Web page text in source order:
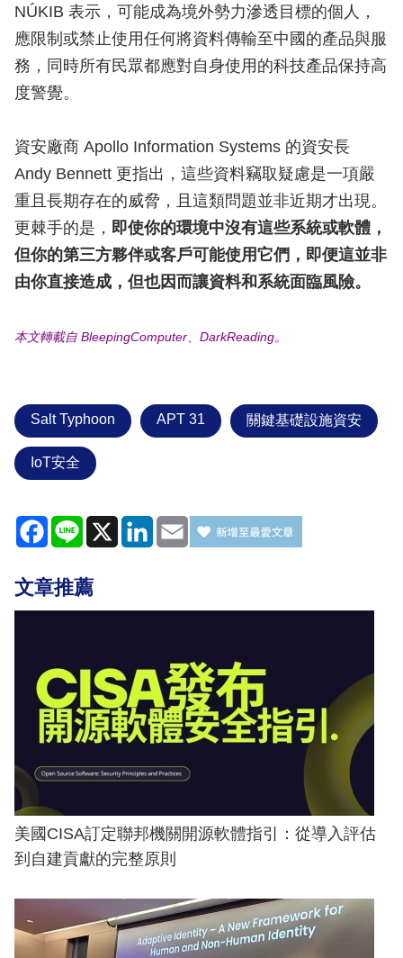
NÚKIB 表示，可能成為境外勢力滲透目標的個人，
應限制或禁止使用任何將資料傳輸至中國的產品與服
務，同時所有民眾都應對自身使用的科技產品保持高
度警覺。
資安廠商 Apollo Information Systems 的資安長
Andy Bennett 更指出，這些資料竊取疑慮是一項嚴
重且長期存在的威脅，且這類問題並非近期才出現。
更棘手的是， 即使你的環境中沒有這些系統或軟體，
但你的第三方夥伴或客戶可能使用它們，即便這並非
由你直接造成，但也因而讓資料和系統面臨風險。
本文轉載自 BleepingComputer、DarkReading。
Salt Typhoon APT 31 關鍵基礎設施資安
IoT安全
Facebook
Line X LinkedIn
Email
文章推薦
美國CISA訂定聯邦機關開源軟體指引：從導入評估
到自建貢獻的完整原則